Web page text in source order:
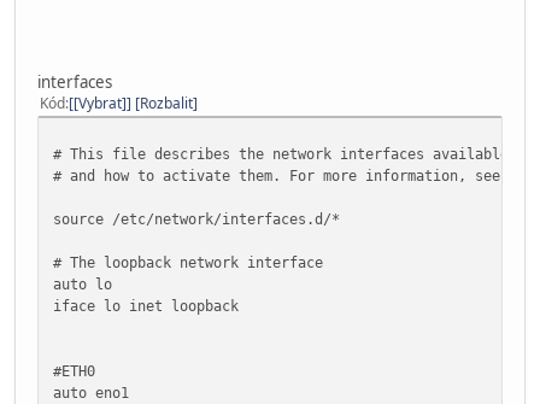
ip saddr $IPV4_LOCAL counter log prefix
tcp dport 22 ct state new counter limit
tcp dport 80 ct state new counter log
}
type filter hook forward priority 0;
interfaces
Kód [Vybrat] Rozbalit
# This file describes the network interfaces available on
# and how to activate them. For more information, see
source /etc/network/interfaces.d/*
# The loopback network interface
auto lo
iface lo inet loopback
#ETH0
auto eno1